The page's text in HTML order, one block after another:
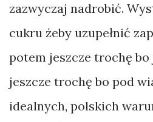
zazwyczaj nadrobić.
cukru żeby uzupełnić
potem jeszcze trochę
jeszcze trochę bo pod
idealnych, polskich